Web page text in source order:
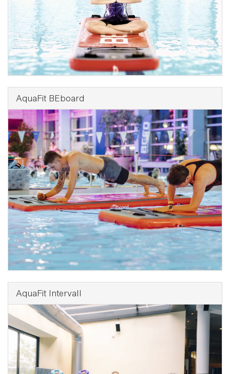
AquaFit BEboard
AquaFit Intervall